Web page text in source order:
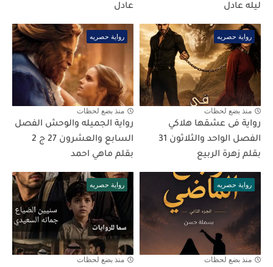
ليله عادل
عادل
رواية حصريه
منذ بضع لحظات
رواية فى عشقها هلاكي
الفصل الواحد والثلاثون 31
بقلم زهرة الربيع
رواية حصريه
منذ بضع لحظات
رواية الجميله والوحش الفصل
السابع والعشرون 27 ج 2
بقلم ماهي احمد
رواية حصريه
منذ بضع لحظات
رواية حصريه
منذ بضع لحظات